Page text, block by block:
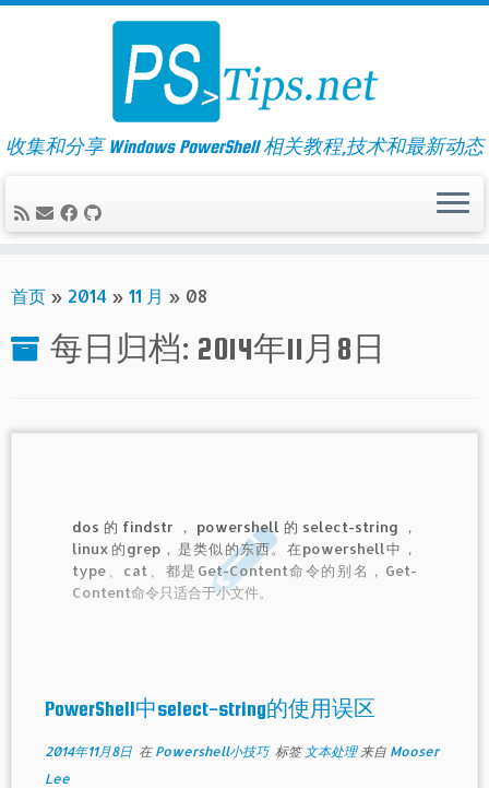
Skip
收集和分享 Windows PowerShell 相关教程,技术和最新动态
首页 » 2014 » 11 月 » 08
每日归档: 2014年11月8日
dos的findstr，powershell的select-string，
linux的grep，是类似的东西。在powershell中，
type、cat、都是Get-Content命令的别名，Get-
Content命令只适合于小文件。
PowerShell中select-string的使用误区
2014年11月8日在 Powershell小技巧 标签 文本处理 来自 Mooser
Lee